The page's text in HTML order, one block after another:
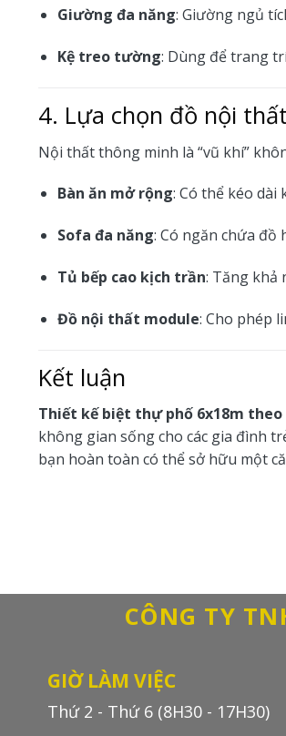
Giường đa năng: Giường ngủ
Kệ treo tường: Dùng để trang
4. Lựa chọn đồ nội
Nội thất thông minh là “vũ khí”
Bàn ăn mở rộng: Có thể kéo dài
Sofa đa năng: Có ngăn chứa đồ
Tủ bếp cao kịch trần: Tăng khả
Đồ nội thất module: Cho phép
Kết luận
Thiết kế biệt thự phố 6x18m
không gian sống cho các gia đình
bạn hoàn toàn có thể sở hữu một
CÔNG TY
GIỜ LÀM VIỆC
Thứ 2 - Thứ 6 (8H30 - 17H30)